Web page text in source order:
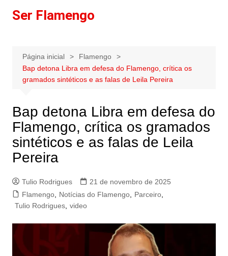
paraSer Flamengo
Página inicial
Flamengo
Bap detona Libra em defesa do Flamengo, crítica os
gramados sintéticos e as falas de Leila Pereira
Bap detona Libra em defesa do
Flamengo, crítica os gramados
sintéticos e as falas de Leila
Pereira
Tulio Rodrigues
21 de novembro de 2025
Flamengo, Notícias do Flamengo, Parceiro,
Tulio Rodrigues, video